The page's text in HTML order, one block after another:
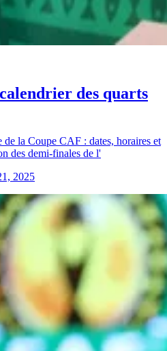
des quarts
de la Coupe CAF : dates, horaires et
des demi-finales de l'
2025